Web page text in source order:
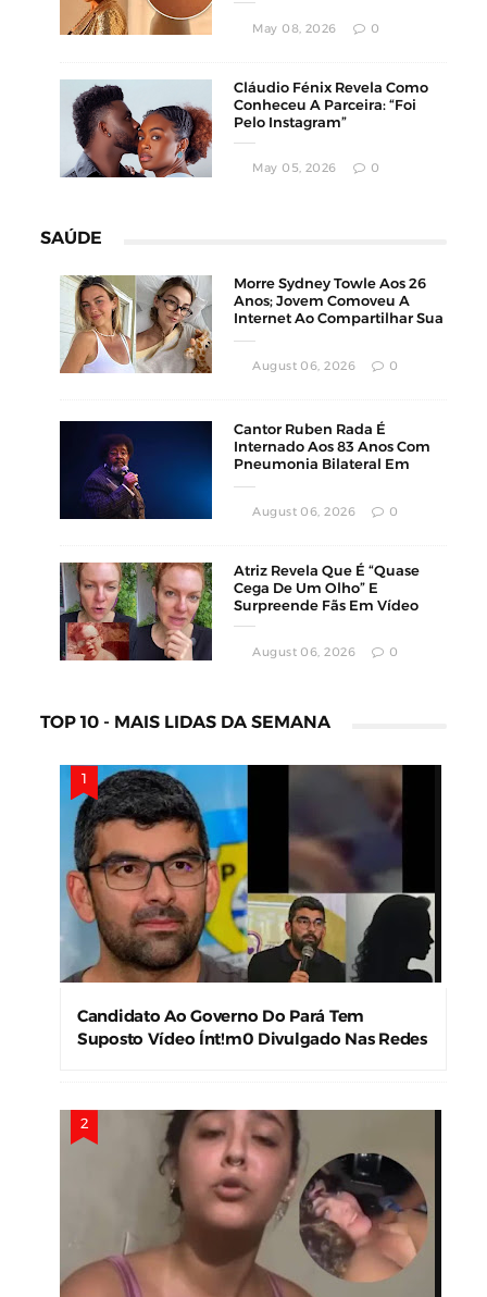
May 08, 2026 0
Cláudio Fénix Revela Como
Conheceu A Parceira: “Foi
Pelo Instagram”
May 05, 2026 0
SAÚDE
Morre Sydney Towle Aos 26
Anos; Jovem Comoveu A
Internet Ao Compartilhar Sua
August 06, 2026 0
Cantor Ruben Rada É
Internado Aos 83 Anos Com
Pneumonia Bilateral Em
August 06, 2026 0
Atriz Revela Que É “Quase
Cega De Um Olho” E
Surpreende Fãs Em Vídeo
August 06, 2026 0
TOP 10 - MAIS LIDAS DA SEMANA
Candidato Ao Governo Do Pará Tem
Suposto Vídeo Ínt!m0 Divulgado Nas Redes